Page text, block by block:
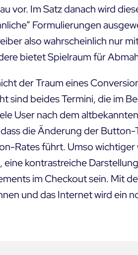
vor. Im Satz danach wird
Formulierungen
also wahrscheinlich nur
bietet Spielraum für
der Traum eines
sind beides Termini, die im
User nach dem
die Änderung der
Rates führt. Umso wichtiger
kontrastreiche
im Checkout sein. Mit
und das Internet wird ein